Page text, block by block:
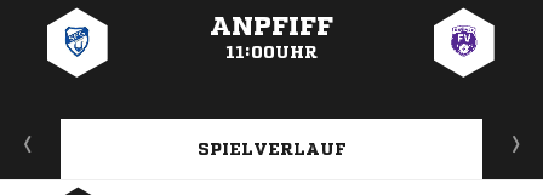
ANPFIFF
11:00UHR
SPIELVERLAUF